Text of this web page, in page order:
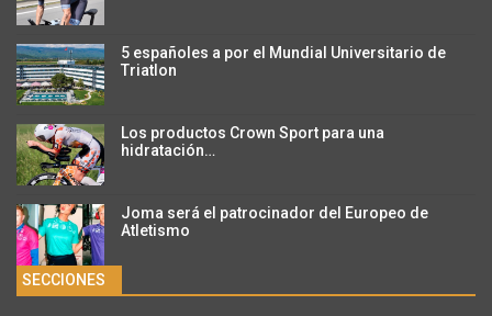
5 españoles a por el Mundial Universitario de
Triatlon
Los productos Crown Sport para una
hidratación…
Joma será el patrocinador del Europeo de
Atletismo
SECCIONES